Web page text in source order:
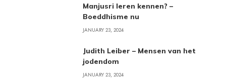
Manjusri leren kennen? –
Boeddhisme nu
JANUARY 23, 2024
Judith Leiber – Mensen van het
jodendom
JANUARY 23, 2024